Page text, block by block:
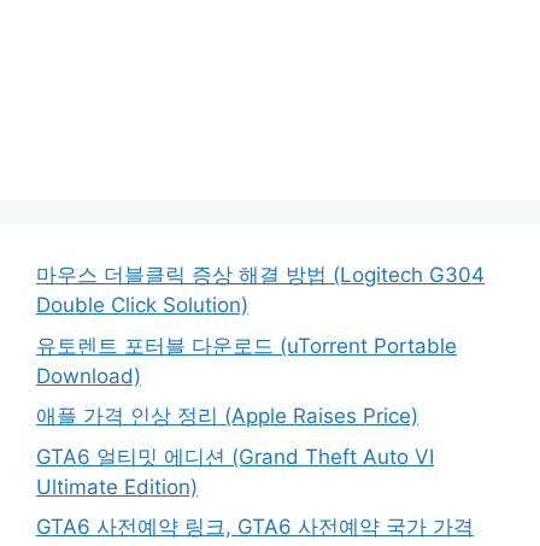
마우스 더블클릭 증상 해결 방법 (Logitech G304
Double Click Solution)
유토렌트 포터블 다운로드 (uTorrent Portable
Download)
애플 가격 인상 정리 (Apple Raises Price)
GTA6 얼티밋 에디션 (Grand Theft Auto VI
Ultimate Edition)
GTA6 사전예약 링크, GTA6 사전예약 국가 가격